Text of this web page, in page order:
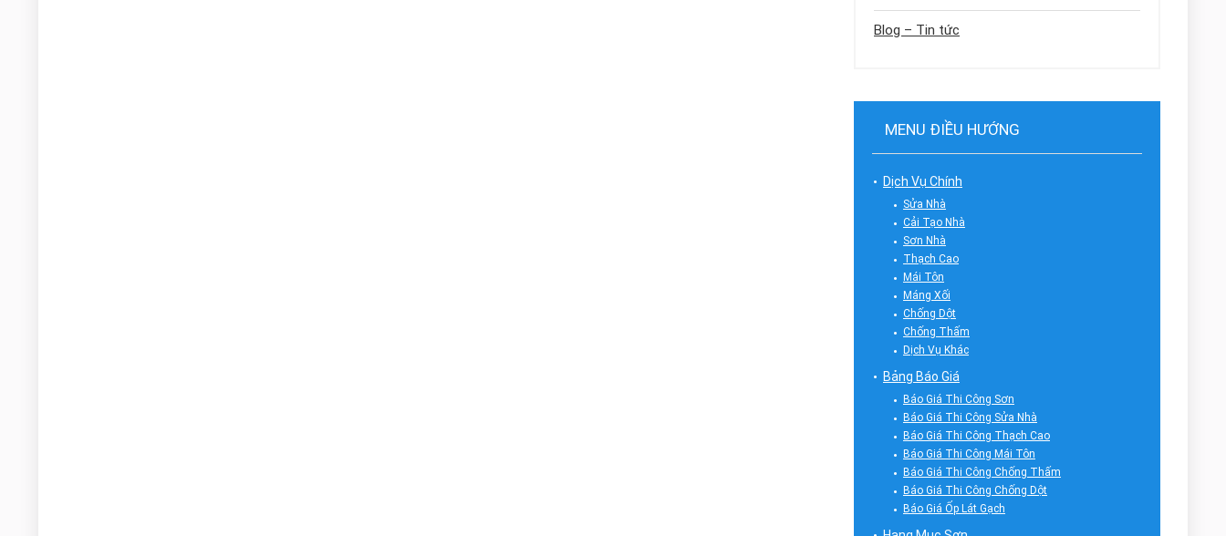
Blog – Tin tức
MENU ĐIỀU HƯỚNG
Dịch Vụ Chính
Sửa Nhà
Cải Tạo Nhà
Sơn Nhà
Thạch Cao
Mái Tôn
Máng Xối
Chống Dột
Chống Thấm
Dịch Vụ Khác
Bảng Báo Giá
Báo Giá Thi Công Sơn
Báo Giá Thi Công Sửa Nhà
Báo Giá Thi Công Thạch Cao
Báo Giá Thi Công Mái Tôn
Báo Giá Thi Công Chống Thấm
Báo Giá Thi Công Chống Dột
Báo Giá Ốp Lát Gạch